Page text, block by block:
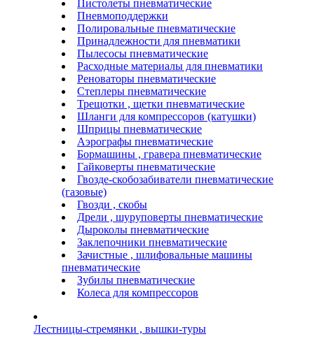
Пистолеты пневматические
Пневмоподдержки
Полировальные пневматические
Принадлежности для пневматики
Пылесосы пневматические
Расходные материалы для пневматики
Реноваторы пневматические
Степлеры пневматические
Трещотки , щетки пневматические
Шланги для компрессоров (катушки)
Шприцы пневматические
Аэрографы пневматические
Бормашины , гравера пневматические
Гайковерты пневматические
Гвозде-скобозабиватели пневматические
(газовые)
Гвозди , скобы
Дрели , шуруповерты пневматические
Дыроколы пневматические
Заклепочники пневматические
Зачистные , шлифовальные машины
пневматические
Зубилы пневматические
Колеса для компрессоров
Лестницы-стремянки , вышки-туры